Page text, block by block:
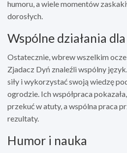
humoru, a wiele momentów
dorosłych.
Wspólne działania
Ostatecznie, wbrew wszelkim
Zjadacz Dyń znaleźli wspólny
siły i wykorzystać swoją wiedzę
ogrodzie. Ich współpraca
przekuć w atuty, a wspólna praca
rezultaty.
Humor i nauka